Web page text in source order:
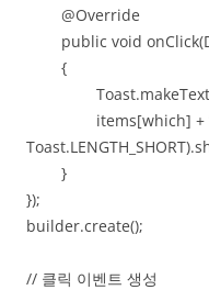
@Override
public void
{
items[which] +
}
});
builder.create();
// 클릭 이벤트 생성